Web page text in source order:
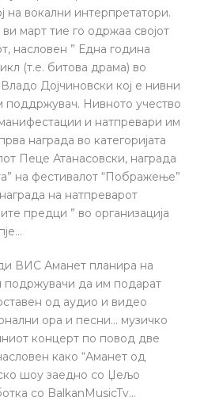
на вокални интерпретатори.
март тие го одржаа својот
насловен ” Една година
(т.е. битова драма) во
Дојчиновски кој е нивни
поддржувач. Нивното учество
и натпревари им
награда во категоријата
Пеце Атанасовски, награда
на фестивалот “Пображење”
на натпреварот
предци ” во организација
ВИС Аманет планира на
подржувачи да им подарат
од аудио и видео
ора и песни… музичко
концерт по повод две
како “Аманет од
шоу заедно со Џељо
со BalkanMusicTv…